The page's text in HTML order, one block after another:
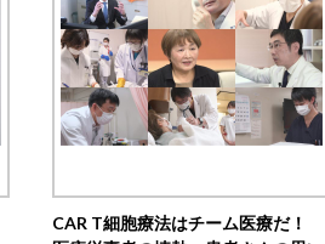
CAR T細胞療法はチーム医療だ！